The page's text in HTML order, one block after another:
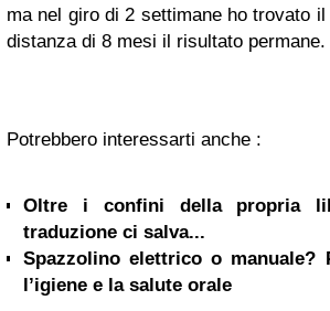
ma nel giro di 2 settimane ho trovato
distanza di 8 mesi il risultato permane.
Potrebbero interessarti anche :
Oltre i confini della propria
traduzione ci salva...
Spazzolino elettrico o manuale?
l’igiene e la salute orale